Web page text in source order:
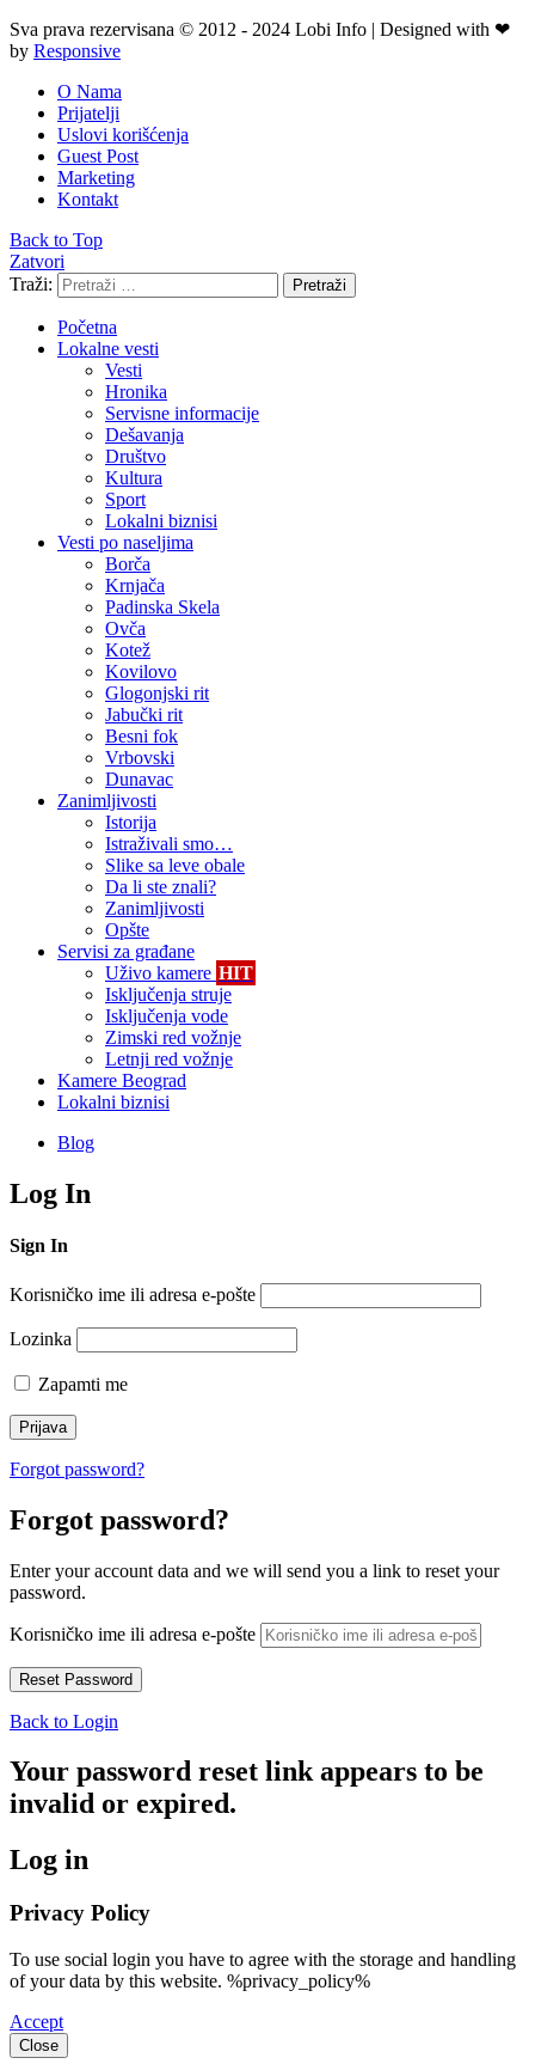
Sva prava rezervisana © 2012 - 2024 Lobi Info | Designed with ❤
by Responsive
O Nama
Prijatelji
Uslovi korišćenja
Guest Post
Marketing
Kontakt
Back to Top
Zatvori
Traži:
Pretraži
Početna
Lokalne vesti
Vesti
Hronika
Servisne informacije
Dešavanja
Društvo
Kultura
Sport
Lokalni biznisi
Vesti po naseljima
Borča
Krnjača
Padinska Skela
Ovča
Kotež
Kovilovo
Glogonjski rit
Jabučki rit
Besni fok
Vrbovski
Dunavac
Zanimljivosti
Istorija
Istraživali smo…
Slike sa leve obale
Da li ste znali?
Zanimljivosti
Opšte
Servisi za građane
Uživo kamere HIT
Isključenja struje
Isključenja vode
Zimski red vožnje
Letnji red vožnje
Kamere Beograd
Lokalni biznisi
Blog
Log In
Sign In
Korisničko ime ili adresa e-pošte
Lozinka
Zapamti me
Forgot password?
Forgot password?
Enter your account data and we will send you a link to reset your
password.
Korisničko ime ili adresa e-pošte
Back to Login
Your password reset link appears to be
invalid or expired.
Log in
Privacy Policy
To use social login you have to agree with the storage and handling
of your data by this website. %privacy_policy%
Accept
Close